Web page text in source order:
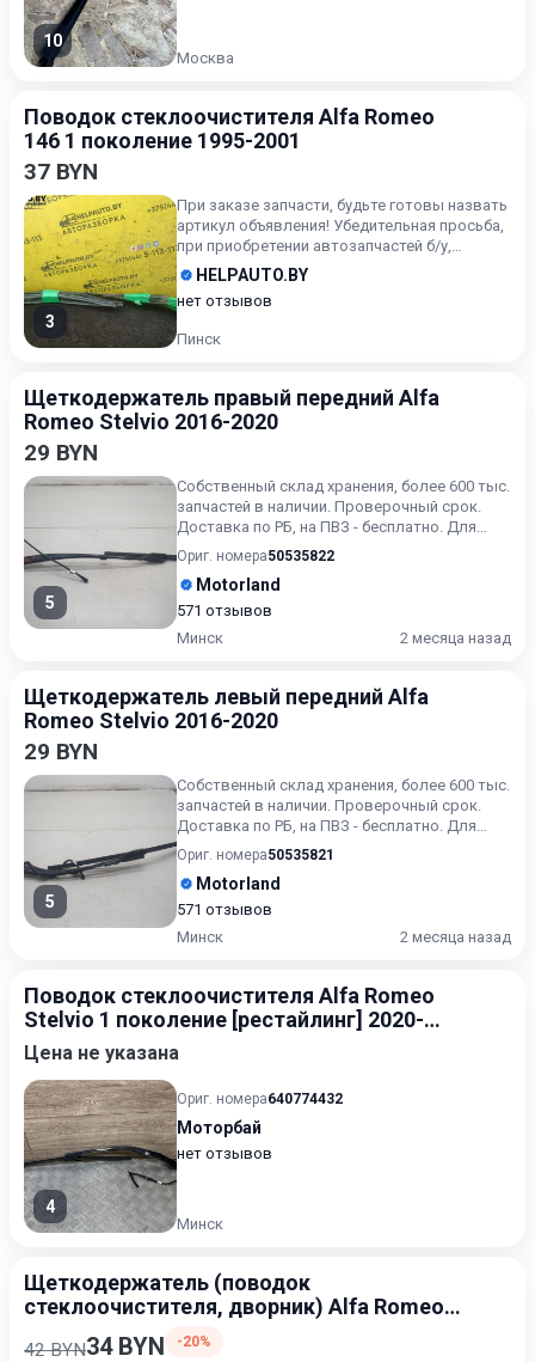
10
Москва
Поводок стеклоочистителя Alfa Romeo
146 1 поколение 1995-2001
37 BYN
3
При заказе запчасти, будьте готовы назвать
артикул объявления! Убедительная просьба,
при приобретении автозапчастей б/у,
внимательно подходи...
HELPAUTO.BY
нет отзывов
Пинск
Щеткодержатель правый передний Alfa
Romeo Stelvio 2016-2020
29 BYN
5
Собственный склад хранения, более 600 тыс.
запчастей в наличии. Проверочный срок.
Доставка по РБ, на ПВЗ - бесплатно. Для
получения актуальн...
Ориг. номера50535822
Motorland
571 отзывов
Минск
2 месяца назад
Щеткодержатель левый передний Alfa
Romeo Stelvio 2016-2020
29 BYN
5
Собственный склад хранения, более 600 тыс.
запчастей в наличии. Проверочный срок.
Доставка по РБ, на ПВЗ - бесплатно. Для
получения актуальн...
Ориг. номера50535821
Motorland
571 отзывов
Минск
2 месяца назад
Поводок стеклоочистителя Alfa Romeo
Stelvio 1 поколение [рестайлинг] 2020-
2023 2.0
Цена не указана
4
Ориг. номера640774432
Моторбай
нет отзывов
Минск
Щеткодержатель (поводок
стеклоочистителя, дворник) Alfa Romeo
Stelvio 1 поколение 2016-2020
42 BYN34 BYN -20%